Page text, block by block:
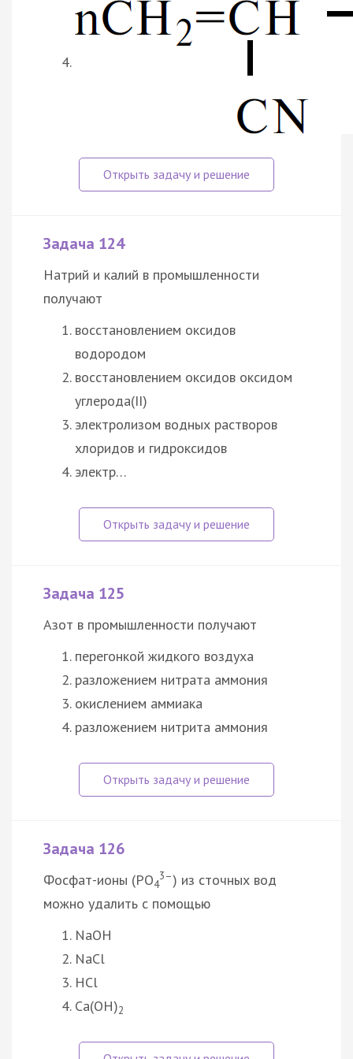
Задача 124
Натрий и калий в промышленности
получают
восстановлением оксидов
водородом
восстановлением оксидов оксидом
углерода(II)
электролизом водных растворов
хлоридов и гидроксидов
электр…
Задача 125
Азот в промышленности получают
перегонкой жидкого воздуха
разложением нитрата аммония
окислением аммиака
разложением нитрита аммония
Задача 126
Фосфат-ионы (РО4
3–) из сточных вод
можно удалить с помощью
NaOH
NaCl
HCl
Ca(OH)2